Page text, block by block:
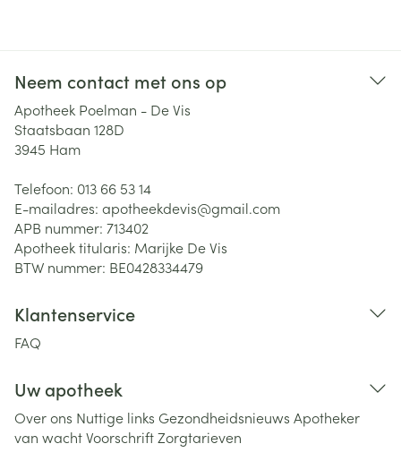
Neem contact met ons op
Apotheek Poelman - De Vis
Staatsbaan 128D
3945 Ham
Telefoon: 013 66 53 14
E-mailadres: apotheekdevis@gmail.com
APB nummer: 713402
Apotheek titularis: Marijke De Vis
BTW nummer: BE0428334479
Klantenservice
FAQ
Uw apotheek
Over ons Nuttige links Gezondheidsnieuws Apotheker
van wachtVoorschriftZorgtarieven